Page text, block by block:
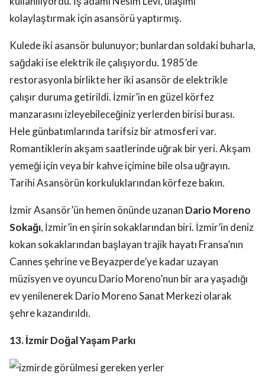
kolaylaştırmak için asansörü yaptırmış.
Kulede iki asansör bulunuyor; bunlardan soldaki buharla,
sağdaki ise elektrik ile çalışıyordu. 1985’de
restorasyonla birlikte her iki asansör de elektrikle
çalışır duruma getirildi. İzmir’in en güzel körfez
manzarasını izleyebileceğiniz yerlerden birisi burası.
Hele günbatımlarında tarifsiz bir atmosferi var.
Romantiklerin akşam saatlerinde uğrak bir yeri. Akşam
yemeği için veya bir kahve içimine bile olsa uğrayın.
Tarihi Asansörün korkuluklarından körfeze bakın.
İzmir Asansör’ün hemen önünde uzanan Dario Moreno
Sokağı, İzmir’in en şirin sokaklarından biri. İzmir’in deniz
kokan sokaklarından başlayan trajik hayatı Fransa’nın
Cannes şehrine ve Beyazperde’ye kadar uzayan
müzisyen ve oyuncu Dario Moreno’nun bir ara yaşadığı
ev yenilenerek Dario Moreno Sanat Merkezi olarak
şehre kazandırıldı.
13. İzmir Doğal Yaşam Parkı